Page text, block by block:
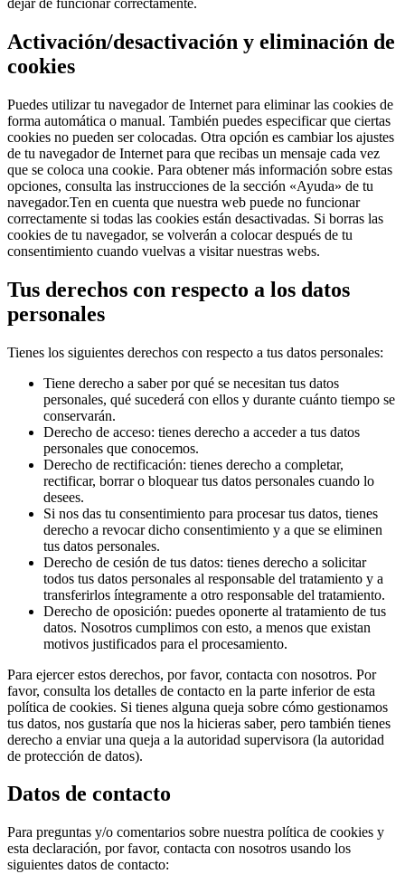
dejar de funcionar correctamente.
Activación/desactivación y eliminación de
cookies
Puedes utilizar tu navegador de Internet para eliminar las cookies de
forma automática o manual. También puedes especificar que ciertas
cookies no pueden ser colocadas. Otra opción es cambiar los ajustes
de tu navegador de Internet para que recibas un mensaje cada vez
que se coloca una cookie. Para obtener más información sobre estas
opciones, consulta las instrucciones de la sección «Ayuda» de tu
navegador.Ten en cuenta que nuestra web puede no funcionar
correctamente si todas las cookies están desactivadas. Si borras las
cookies de tu navegador, se volverán a colocar después de tu
consentimiento cuando vuelvas a visitar nuestras webs.
Tus derechos con respecto a los datos
personales
Tienes los siguientes derechos con respecto a tus datos personales:
Tiene derecho a saber por qué se necesitan tus datos
personales, qué sucederá con ellos y durante cuánto tiempo se
conservarán.
Derecho de acceso: tienes derecho a acceder a tus datos
personales que conocemos.
Derecho de rectificación: tienes derecho a completar,
rectificar, borrar o bloquear tus datos personales cuando lo
desees.
Si nos das tu consentimiento para procesar tus datos, tienes
derecho a revocar dicho consentimiento y a que se eliminen
tus datos personales.
Derecho de cesión de tus datos: tienes derecho a solicitar
todos tus datos personales al responsable del tratamiento y a
transferirlos íntegramente a otro responsable del tratamiento.
Derecho de oposición: puedes oponerte al tratamiento de tus
datos. Nosotros cumplimos con esto, a menos que existan
motivos justificados para el procesamiento.
Para ejercer estos derechos, por favor, contacta con nosotros. Por
favor, consulta los detalles de contacto en la parte inferior de esta
política de cookies. Si tienes alguna queja sobre cómo gestionamos
tus datos, nos gustaría que nos la hicieras saber, pero también tienes
derecho a enviar una queja a la autoridad supervisora (la autoridad
de protección de datos).
Datos de contacto
Para preguntas y/o comentarios sobre nuestra política de cookies y
esta declaración, por favor, contacta con nosotros usando los
siguientes datos de contacto: